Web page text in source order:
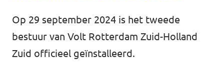
Op 29 september 2024 is het tweede
bestuur van Volt Rotterdam Zuid-Holland
Zuid officieel geïnstalleerd.